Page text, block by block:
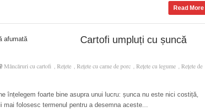
Read More
Cartofi umpluți cu șuncă
Mâncăruri cu cartofi , Rețete , Rețete cu carne de porc , Rețete cu legume , Rețete de
înțelegem foarte bine asupra unui lucru: șunca nu este nici costiță,
mai folosesc termenul pentru a desemna aceste...